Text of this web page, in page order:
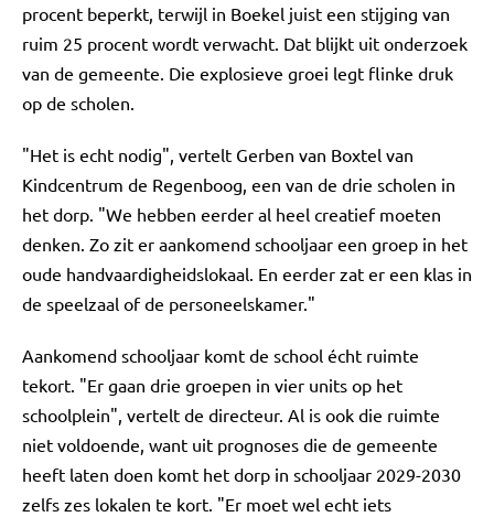
procent beperkt, terwijl in Boekel juist een stijging van
ruim 25 procent wordt verwacht. Dat blijkt uit onderzoek
van de gemeente. Die explosieve groei legt flinke druk
op de scholen.
"Het is echt nodig", vertelt Gerben van Boxtel van
Kindcentrum de Regenboog, een van de drie scholen in
het dorp. "We hebben eerder al heel creatief moeten
denken. Zo zit er aankomend schooljaar een groep in het
oude handvaardigheidslokaal. En eerder zat er een klas in
de speelzaal of de personeelskamer."
Aankomend schooljaar komt de school écht ruimte
tekort. "Er gaan drie groepen in vier units op het
schoolplein", vertelt de directeur. Al is ook die ruimte
niet voldoende, want uit prognoses die de gemeente
heeft laten doen komt het dorp in schooljaar 2029-2030
zelfs zes lokalen te kort. "Er moet wel echt iets